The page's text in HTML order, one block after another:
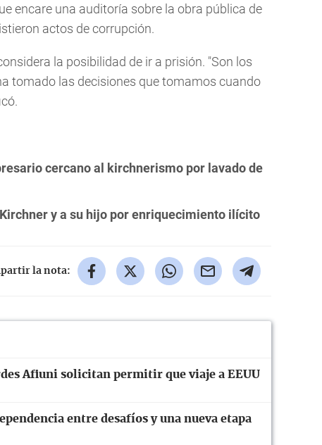
encare una auditoría sobre la obra pública de
actos de corrupción.
la posibilidad de ir a prisión. "Son los
tomado las decisiones que tomamos cuando
cercano al kirchnerismo por lavado de
y a su hijo por enriquecimiento ilícito
la nota:
Afiuni solicitan permitir que viaje a EEUU
entre desafíos y una nueva etapa